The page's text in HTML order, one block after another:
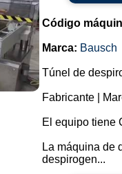
Código
Marca: Bausch
Túnel de
Fabricante |
El equipo tiene
La máquina de
despirogen...